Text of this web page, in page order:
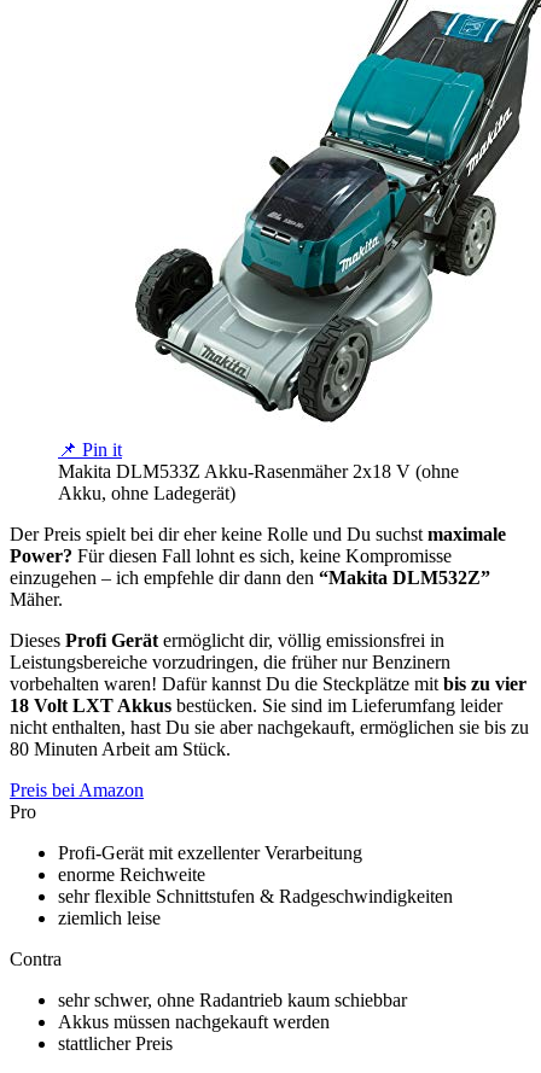
📌 Pin it
Makita DLM533Z Akku-Rasenmäher 2x18 V (ohne
Akku, ohne Ladegerät)
Der Preis spielt bei dir eher keine Rolle und Du suchst maximale
Power? Für diesen Fall lohnt es sich, keine Kompromisse
einzugehen – ich empfehle dir dann den “Makita DLM532Z”
Mäher.
Dieses Profi Gerät ermöglicht dir, völlig emissionsfrei in
Leistungsbereiche vorzudringen, die früher nur Benzinern
vorbehalten waren! Dafür kannst Du die Steckplätze mit bis zu vier
18 Volt LXT Akkus bestücken. Sie sind im Lieferumfang leider
nicht enthalten, hast Du sie aber nachgekauft, ermöglichen sie bis zu
80 Minuten Arbeit am Stück.
Preis bei Amazon
Pro
Profi-Gerät mit exzellenter Verarbeitung
enorme Reichweite
sehr flexible Schnittstufen & Radgeschwindigkeiten
ziemlich leise
Contra
sehr schwer, ohne Radantrieb kaum schiebbar
Akkus müssen nachgekauft werden
stattlicher Preis